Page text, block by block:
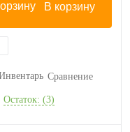
В корзину
Сравнение
Остаток: (3)